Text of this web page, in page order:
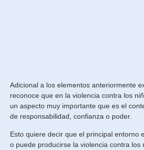
Adicional a los elementos anteriormente
reconoce que en la violencia contra los
un aspecto muy importante que es el
de responsabilidad, confianza o poder.
Esto quiere decir que el principal entorno
o puede producirse la violencia contra los